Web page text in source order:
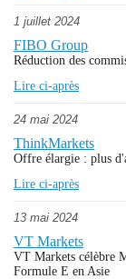
1 juillet 2024
FIBO Group
Réduction des
Lire ci-après
24 mai 2024
ThinkMarkets
Offre élargie : plus
Lire ci-après
13 mai 2024
VT Markets
VT Markets célèbre
Formule E en Asie